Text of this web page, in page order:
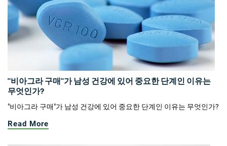
"비아그라 구매"가 남성 건강에 있어 중요한 단계인 이유는
무엇인가?
"비아그라 구매"가 남성 건강에 있어 중요한 단계인 이유는 무엇인가?
Read More